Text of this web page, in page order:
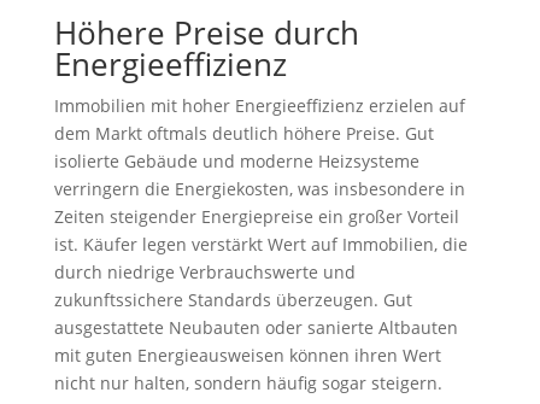
Höhere Preise durch
Energieeffizienz
Immobilien mit hoher Energieeffizienz erzielen auf
dem Markt oftmals deutlich höhere Preise. Gut
isolierte Gebäude und moderne Heizsysteme
verringern die Energiekosten, was insbesondere in
Zeiten steigender Energiepreise ein großer Vorteil
ist. Käufer legen verstärkt Wert auf Immobilien, die
durch niedrige Verbrauchswerte und
zukunftssichere Standards überzeugen. Gut
ausgestattete Neubauten oder sanierte Altbauten
mit guten Energieausweisen können ihren Wert
nicht nur halten, sondern häufig sogar steigern.